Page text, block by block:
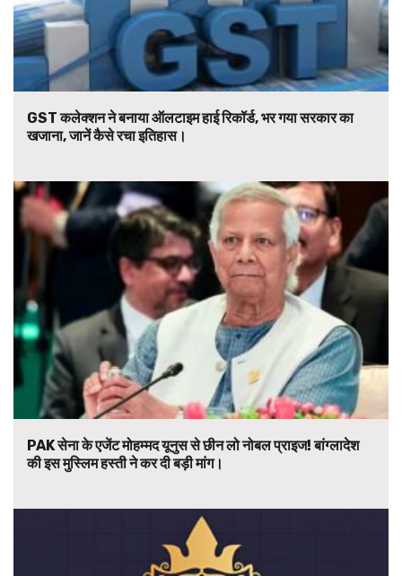
GST कलेक्शन ने बनाया ऑलटाइम हाई रिकॉर्ड, भर गया सरकार का
खजाना, जानें कैसे रचा इतिहास।
PAK सेना के एजेंट मोहम्मद यूनुस से छीन लो नोबल प्राइज! बांग्लादेश
की इस मुस्लिम हस्ती ने कर दी बड़ी मांग।